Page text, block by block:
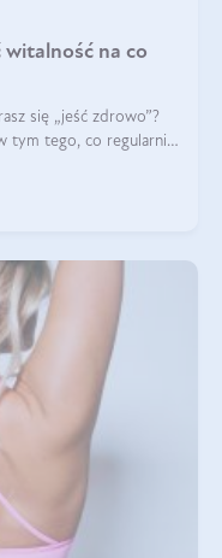
witalność na co
się „jeść zdrowo”?
tym tego, co regularnie